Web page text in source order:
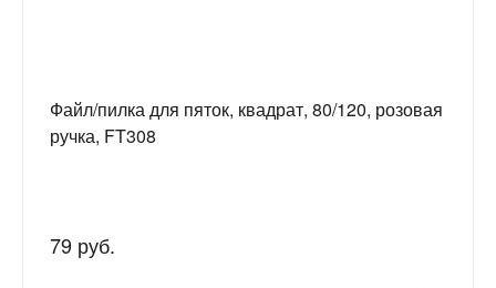
Файл/пилка для пяток, квадрат, 80/120, розовая
ручка, FT308
79 руб.